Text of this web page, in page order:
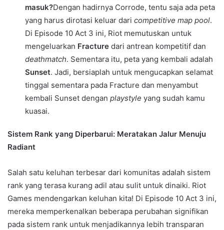
masuk?Dengan hadirnya Corrode, tentu saja ada peta
yang harus dirotasi keluar dari competitive map pool.
Di Episode 10 Act 3 ini, Riot memutuskan untuk
mengeluarkan Fracture dari antrean kompetitif dan
deathmatch. Sementara itu, peta yang kembali adalah
Sunset. Jadi, bersiaplah untuk mengucapkan selamat
tinggal sementara pada Fracture dan menyambut
kembali Sunset dengan playstyle yang sudah kamu
kuasai.
Sistem Rank yang Diperbarui: Meratakan Jalur Menuju
Radiant
Salah satu keluhan terbesar dari komunitas adalah sistem
rank yang terasa kurang adil atau sulit untuk dinaiki. Riot
Games mendengarkan keluhan kita! Di Episode 10 Act 3 ini,
mereka memperkenalkan beberapa perubahan signifikan
pada sistem rank untuk menjadikannya lebih transparan